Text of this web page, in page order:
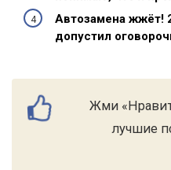
Автозамена жжёт!
допустил
Жми
лучшие